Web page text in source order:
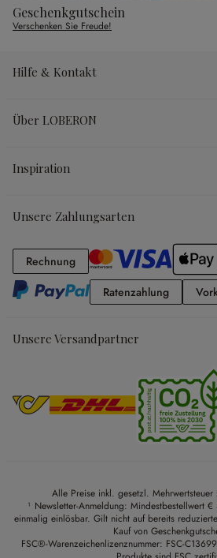
Geschenkgutschein
Verschenken Sie Freude!
Hilfe & Kontakt
Über LOBERON
Inspiration
Unsere Zahlungsarten
RechnungRechnung
Ratenzahlung
Unsere Versandpartner
Alle Preise inkl. gesetzl.
¹ Newsletter-Anmeldung: Mindestbestellwert
einmalig einlösbar. Gilt nicht auf bereits
Kauf von
FSC®-Warenzeichenlizenznummer: FSC-